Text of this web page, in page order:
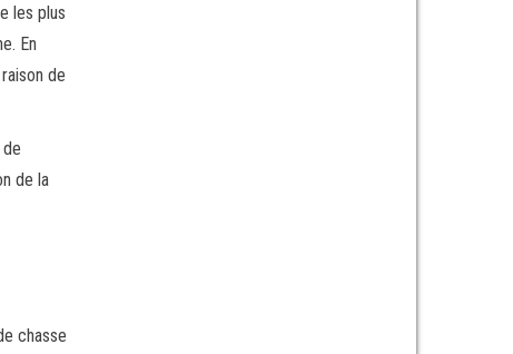
les plus
En
de
de la
chasse